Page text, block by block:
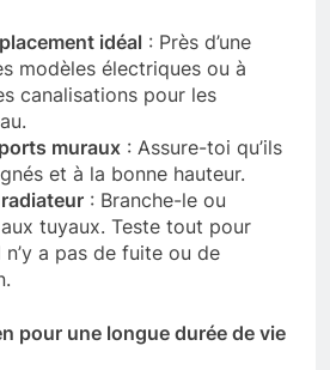
idéal : Près d’une
modèles électriques ou à
canalisations pour les
muraux : Assure-toi qu’ils
et à la bonne hauteur.
: Branche-le ou
tuyaux. Teste tout pour
n’y a pas de fuite ou de
pour une longue durée de vie